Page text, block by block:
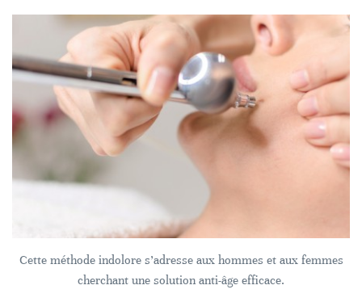
Cette méthode indolore s’adresse aux hommes et aux femmes
cherchant une solution anti-âge efficace.